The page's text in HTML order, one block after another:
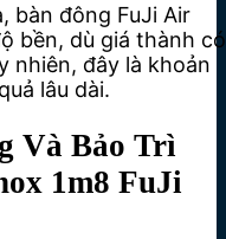
bàn đông FuJi Air
bền, dù giá thành có
nhiên, đây là khoản
lâu dài.
Và Bảo Trì
1m8 FuJi